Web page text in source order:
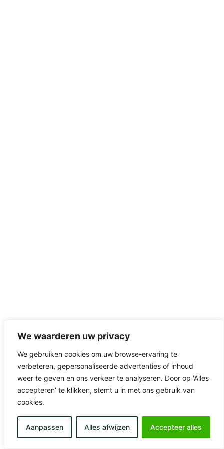
We waarderen uw privacy
We gebruiken cookies om uw browse-ervaring te
verbeteren, gepersonaliseerde advertenties of inhoud
weer te geven en ons verkeer te analyseren. Door op ‘Alles
accepteren’ te klikken, stemt u in met ons gebruik van
cookies.
Aanpassen Alles afwijzen Accepteer alles